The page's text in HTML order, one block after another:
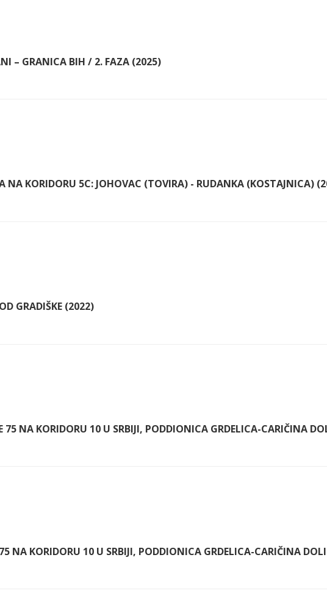
– GRANICA BIH / 2. FAZA (2025)
NA KORIDORU 5C: JOHOVAC (TOVIRA) - RUDANKA (KOSTAJNICA)
GRADIŠKE (2022)
75 NA KORIDORU 10 U SRBIJI, PODDIONICA GRDELICA-CARIČINA
NA KORIDORU 10 U SRBIJI, PODDIONICA GRDELICA-CARIČINA